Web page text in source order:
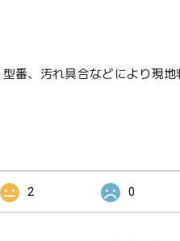
番、汚れ具合などにより現地
2 0